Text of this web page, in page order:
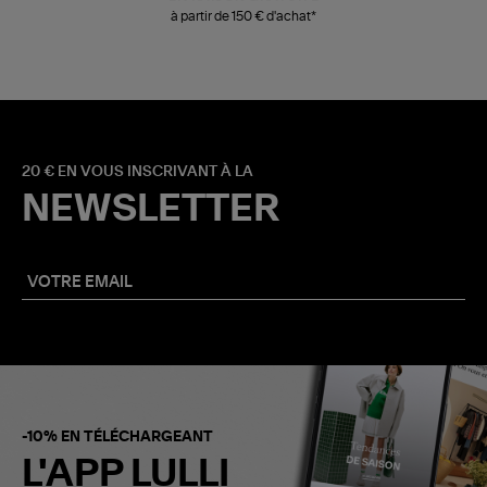
à partir de 150 € d'achat*
20 € EN VOUS INSCRIVANT À LA
NEWSLETTER
-10% EN TÉLÉCHARGEANT
L'APP LULLI